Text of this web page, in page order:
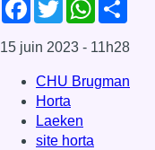
15 juin 2023 - 11h28
CHU Brugman
Horta
Laeken
site horta